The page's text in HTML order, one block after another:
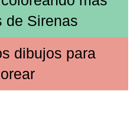
de Sirenas
dibujos para